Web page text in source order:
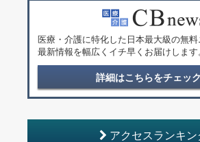
医療・介護に特化した日本最大級の無料
最新情報を幅広くイチ早くお届けします
詳細はこちらをチェック
アクセスランキン